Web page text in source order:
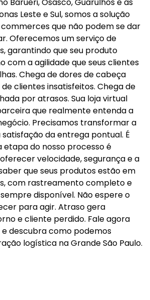
Leste e Sul, somos a solução
que não podem se dar
Oferecemos um serviço de
garantindo que seu produto
com a agilidade que seus clientes
Chega de dores de cabeça
clientes insatisfeitos. Chega de
por atrasos. Sua loja virtual
que realmente entenda a
Precisamos transformar a
da entrega pontual. É
etapa do nosso processo é
velocidade, segurança e a
que seus produtos estão em
com rastreamento completo e
disponível. Não espere o
para agir. Atraso gera
e cliente perdido. Fale agora
descubra como podemos
logística na Grande São Paulo.